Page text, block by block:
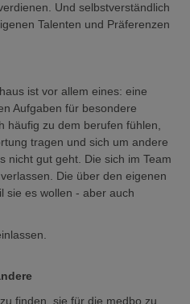
Und selbstverständlich
Talenten und Präferenzen
ist vor allem eines: eine
Aufgaben für besondere
häufig zu dem berufen fühlen,
tragen und sich um andere
nicht gut geht. Die sich im Team
Die über den eigenen
sie es wollen - aber auch
finden, sie für die medbo zu